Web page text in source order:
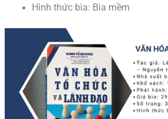
Hình thức bìa: Bìa mềm